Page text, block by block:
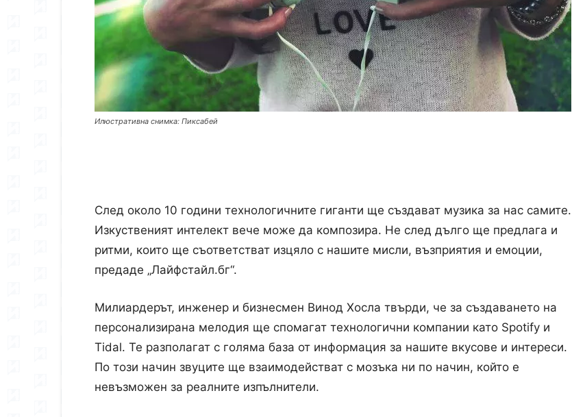
Илюстративна снимка: Пиксабей
След около 10 години технологичните гиганти ще създават музика за нас самите.
Изкуственият интелект вече може да композира. Не след дълго ще предлага и
ритми, които ще съответстват изцяло с нашите мисли, възприятия и емоции,
предаде „Лайфстайл.бг“.
Милиардерът, инженер и бизнесмен Винод Хосла твърди, че за създаването на
персонализирана мелодия ще спомагат технологични компании като Spotify и
Tidal. Te разполагат с голяма база от информация за нашите вкусове и интереси.
По този начин звуците ще взаимодействат с мозъка ни по начин, който е
невъзможен за реалните изпълнители.